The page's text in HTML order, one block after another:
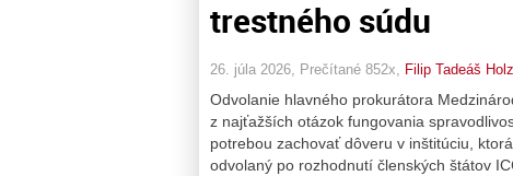
trestného súdu
26. júla 2026, Prečítané 852x, Filip Tadeáš
Odvolanie hlavného prokurátora
z najťažších otázok fungovania
potrebou zachovať dôveru v inštitúciu,
odvolaný po rozhodnutí členských štátov